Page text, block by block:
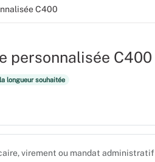
C400
personnalisée C400
longueur souhaitée
virement ou mandat administratif